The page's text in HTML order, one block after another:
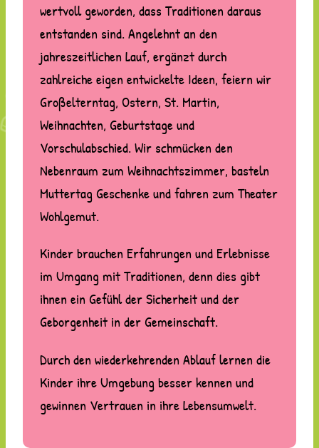
wertvoll geworden, dass Traditionen daraus
entstanden sind. Angelehnt an den
jahreszeitlichen Lauf, ergänzt durch
zahlreiche eigen entwickelte Ideen, feiern wir
Großelterntag, Ostern, St. Martin,
Weihnachten, Geburtstage und
Vorschulabschied. Wir schmücken den
Nebenraum zum Weihnachtszimmer, basteln
Muttertag Geschenke und fahren zum Theater
Wohlgemut.
Kinder brauchen Erfahrungen und Erlebnisse
im Umgang mit Traditionen, denn dies gibt
ihnen ein Gefühl der Sicherheit und der
Geborgenheit in der Gemeinschaft.
Durch den wiederkehrenden Ablauf lernen die
Kinder ihre Umgebung besser kennen und
gewinnen Vertrauen in ihre Lebensumwelt.